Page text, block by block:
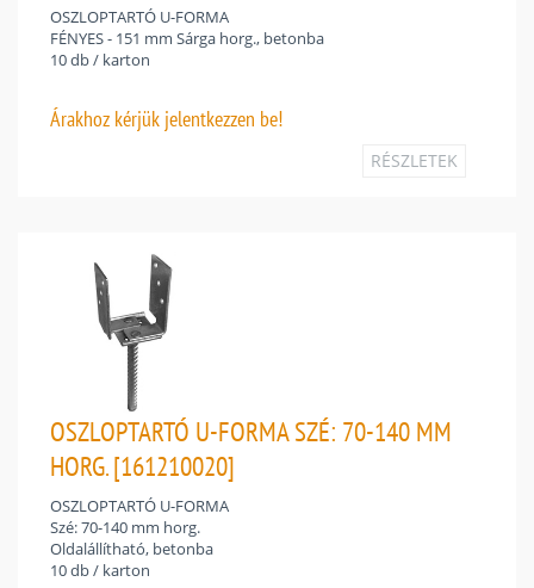
OSZLOPTARTÓ U-FORMA
FÉNYES - 151 mm Sárga horg., betonba
10 db / karton
Árakhoz kérjük jelentkezzen be!
RÉSZLETEK
OSZLOPTARTÓ U-FORMA SZÉ: 70-140 MM
HORG. [161210020]
OSZLOPTARTÓ U-FORMA
Szé: 70-140 mm horg.
Oldalállítható, betonba
10 db / karton